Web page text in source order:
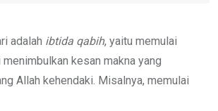
adalah ibtida qabih, yaitu memulai
kesan makna yang
Allah kehendaki. Misalnya, memulai